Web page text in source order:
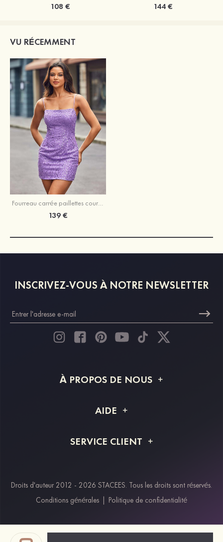
108 € 144 €
VU RÉCEMMENT
Fourreau carrée paillettes courte/mini robe de fête de la rentrée
139 €
INSCRIVEZ-VOUS À NOTRE NEWSLETTER
À PROPOS DE NOUS
Livraison
AIDE
Retour et remboursement
SERVICE CLIENT
Modes de paiement
Klarna
Paypal
Droits d'auteur 2012 - 2026 STACEES. Tous les droits sont réservés.
Conditions générales | Politique de confidentialité